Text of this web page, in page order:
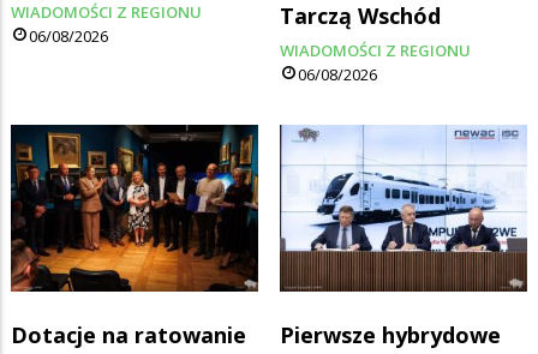
WIADOMOŚCI Z REGIONU
06/08/2026
Tarczą Wschód
WIADOMOŚCI Z REGIONU
06/08/2026
Dotacje na ratowanie
Pierwsze hybrydowe